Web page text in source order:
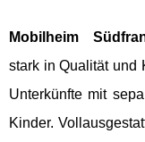
Mobilheim
stark in Qualität und
Unterkünfte mit
Kinder.